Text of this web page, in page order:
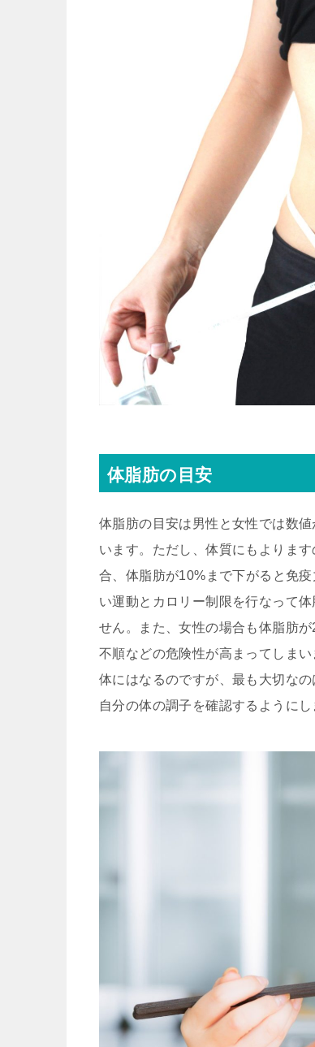
体脂肪の目安
体脂肪の目安は男性と女性では数
います。ただし、体質にもよりま
合、体脂肪が10%まで下がると免
い運動とカロリー制限を行なって
せん。また、女性の場合も体脂肪
不順などの危険性が高まってしま
体にはなるのですが、最も大切な
自分の体の調子を確認するようにし